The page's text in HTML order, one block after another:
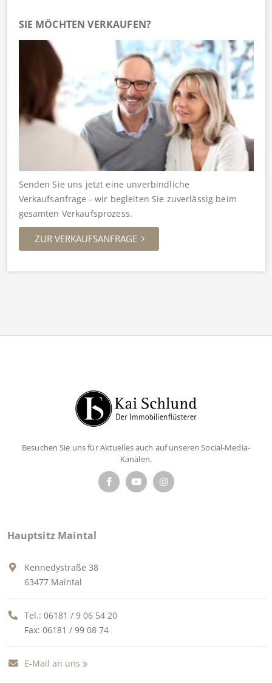
SIE MÖCHTEN VERKAUFEN?
Senden Sie uns jetzt eine unverbindliche
Verkaufsanfrage - wir begleiten Sie zuverlässig beim
gesamten Verkaufsprozess.
ZUR VERKAUFSANFRAGE
Besuchen Sie uns für Aktuelles auch auf unseren Social-Media-
Kanälen.
Hauptsitz Maintal
Kennedystraße 38
63477 Maintal
Tel.: 06181 / 9 06 54 20
Fax: 06181 / 99 08 74
E-Mail an uns